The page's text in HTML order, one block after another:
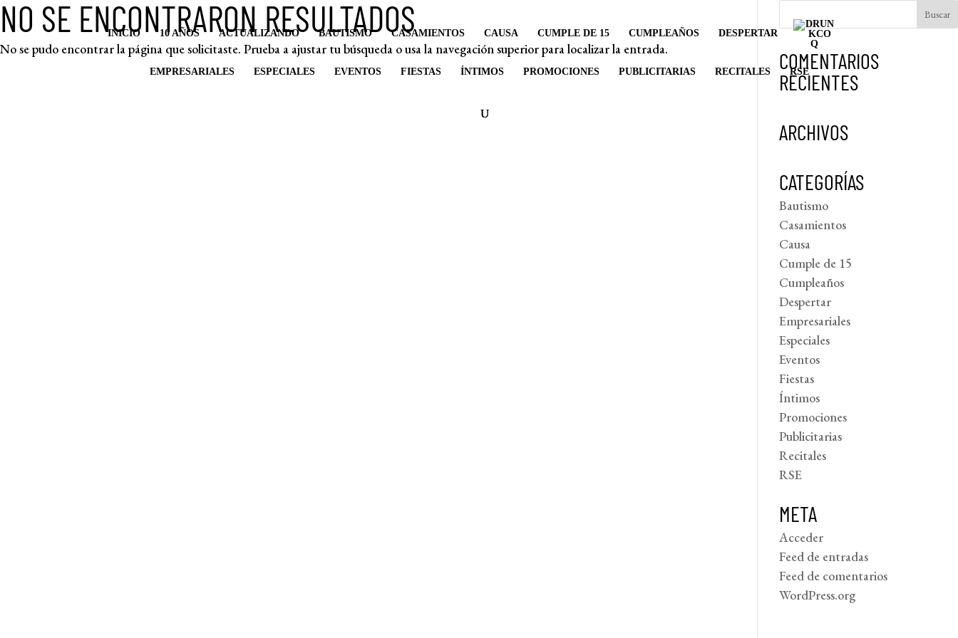
INICIO 10 AÑOS ACTUALIZANDO BAUTISMO CASAMIENTOS CAUSA CUMPLE DE 15 CUMPLEAÑOS DESPERTAR
EMPRESARIALES ESPECIALES EVENTOS FIESTAS ÍNTIMOS PROMOCIONES PUBLICITARIAS RECITALES RSE
NO SE ENCONTRARON RESULTADOS
No se pudo encontrar la página que solicitaste. Prueba a ajustar tu búsqueda o usa la navegación superior para localizar la entrada.
COMENTARIOS
RECIENTES
ARCHIVOS
CATEGORÍAS
Bautismo
Casamientos
Causa
Cumple de 15
Cumpleaños
Despertar
Empresariales
Especiales
Eventos
Fiestas
Íntimos
Promociones
Publicitarias
Recitales
RSE
META
Acceder
Feed de entradas
Feed de comentarios
WordPress.org